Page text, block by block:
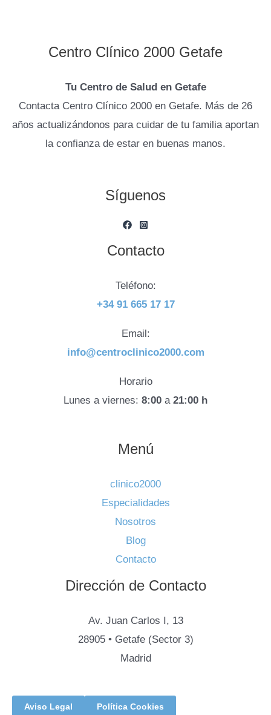
Centro Clínico 2000 Getafe
Tu Centro de Salud en Getafe
Contacta Centro Clínico 2000 en Getafe. Más de 26
años actualizándonos para cuidar de tu familia aportan
la confianza de estar en buenas manos.
Síguenos
Contacto
Teléfono:
+34 91 665 17 17
Email:
info@centroclinico2000.com
Horario
Lunes a viernes: 8:00 a 21:00 h
Menú
clinico2000
Especialidades
Nosotros
Blog
Contacto
Dirección de Contacto
Av. Juan Carlos I, 13
28905 • Getafe (Sector 3)
Madrid
Aviso Legal Política Cookies